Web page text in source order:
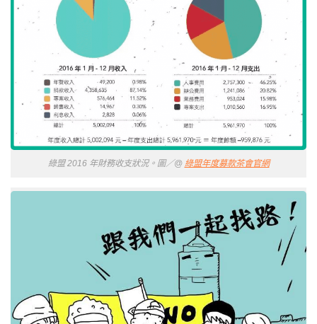
綠盟 2016 年財務收支狀況。圖／@ 綠盟年度募款茶會官網